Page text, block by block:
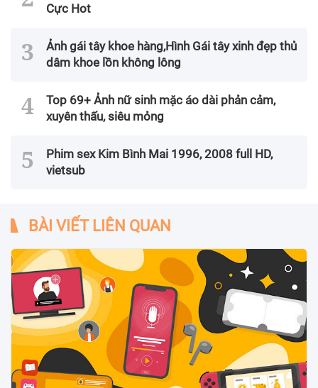
Cực Hot
Ảnh gái tây khoe hàng,Hình Gái tây xinh đẹp thủ
dâm khoe lồn không lông
Top 69+ Ảnh nữ sinh mặc áo dài phản cảm,
xuyên thấu, siêu mỏng
Phim sex Kim Bình Mai 1996, 2008 full HD,
vietsub
BÀI VIẾT LIÊN QUAN